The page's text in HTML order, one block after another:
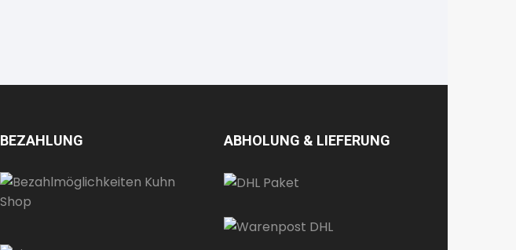
BEZAHLUNG ABHOLUNG & LIEFERUNG